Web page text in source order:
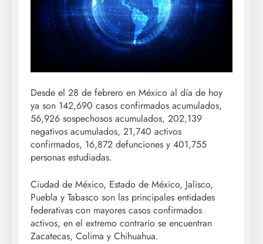
Desde el 28 de febrero en México al día de hoy
ya son 142,690 casos confirmados acumulados,
56,926 sospechosos acumulados, 202,139
negativos acumulados, 21,740 activos
confirmados, 16,872 defunciones y 401,755
personas estudiadas.
Ciudad de México, Estado de México, Jalisco,
Puebla y Tabasco son las principales entidades
federativas con mayores casos confirmados
activos, en el extremo contrario se encuentran
Zacatecas, Colima y Chihuahua.